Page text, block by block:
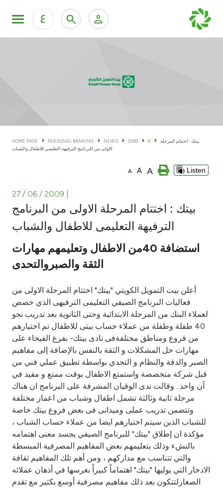
ع
KFH Online Corporate Banking Services
Cards
Banking Tiers
Investment
Tools & Services
After Sales Services
Contact us
Branch & ATM locator
Germany
Malaysia
Turkey
Egypt
HOME PAGE PERSONAL BANKING NEWS 2009 6
بيتك : اختتام المرحلة
الاولى من البرنامج الترفيهة التعليمى للاطفال والشباب
A A A Listen
27 / 06 / 2009
بيتك : اختتام المرحلة الاولى من البرنامج
الترفيهة التعليمى للاطفال والشباب
استضافة 40من الاطفال وتعليمهم مهارات
الثقة والصبروالتحدى
أعلن بيت التمويل الكويتي "بيتك" اختتام المرحلة الاولى من
فعاليات البرنامج الصيفي التعليمى الترفيهى الذي خصص
لعملاء البنك من المرحلة الابتدائية وحتى الثانوية بعد تدريب نحو
40 طفلة وطفلة من عملاء حساب بيتى للاطفال تم اختيارهم
من فروع ومناطق مختلفةفى نادى بيتك- بفرع الفيحاء على
مهارات حل المشكلات و الثقة بالنفس بالإضافة إلى مفاهيم
الصبر والدقة والنظام و التحدي بواسطة تطبيق عملي فني من
قبل شركة متخصصة واستمتع الاطفال بوقت ممتع و مفيد في
آن واحد . وقالت ندى الوقيان المشرفة على البرنامج ان هناك
مرحلة ثانية وثالثة تشمل اطفال وشباب من اعمار مختلفة
وتتضمن تدريب عملى وميدانى فى بعض فروع بيتك خاصة
للشباب الذين سيتم اختيارهم ايضا من عملاء حساب الشباب ،
مؤكدة ان إطلاق "بيتك" للبرنامج الصيفي يجسد معنى اهتمامه
بالنشء وذلك بتعليمهم بعض المفاهيم المصرفية المبسطة
والتي تتناسب مع مداركهم ، ومن أهم تلك المفاهيم ثقافة
الادخار التي يوليها "بيتك" اهتماماً كبيراً بغرسها في أذهان عملائه
الصغارلتتكون بعد ذلك مفاهيم مصرفية أوسع بكثير مع تقدم